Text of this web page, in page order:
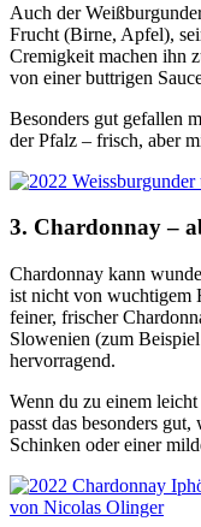
Auch der
Frucht (Birne, Apfel),
Cremigkeit machen ihn
von einer buttrigen
Besonders gut gefallen
der Pfalz – frisch, aber
3. Chardonnay –
Chardonnay kann
ist nicht von wuchtigem
feiner, frischer
Slowenien (zum
hervorragend.
Wenn du zu einem
passt das besonders
Schinken oder einer